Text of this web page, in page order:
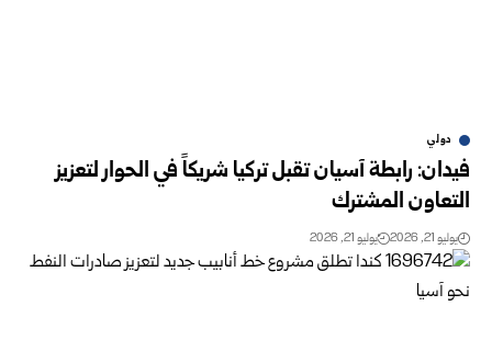
دولي
فيدان: رابطة آسيان تقبل تركيا شريكاً في الحوار لتعزيز
التعاون المشترك
يوليو 21, 2026 يوليو 21, 2026